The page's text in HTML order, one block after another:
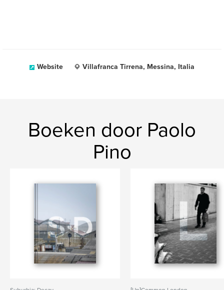
Website Villafranca Tirrena, Messina, Italia
Boeken door Paolo
Pino